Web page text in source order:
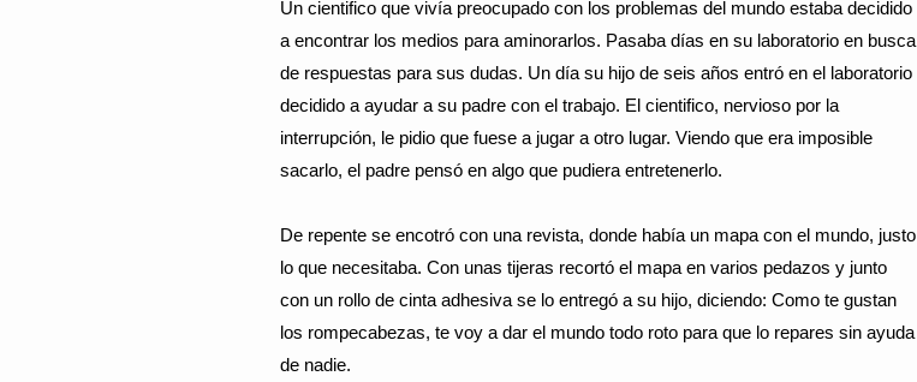
Un cientifico que vivía preocupado con los problemas del mundo estaba decidido
a encontrar los medios para aminorarlos. Pasaba días en su laboratorio en busca
de respuestas para sus dudas. Un día su hijo de seis años entró en el laboratorio
decidido a ayudar a su padre con el trabajo. El cientifico, nervioso por la
interrupción, le pidio que fuese a jugar a otro lugar. Viendo que era imposible
sacarlo, el padre pensó en algo que pudiera entretenerlo.
De repente se encotró con una revista, donde había un mapa con el mundo, justo
lo que necesitaba. Con unas tijeras recortó el mapa en varios pedazos y junto
con un rollo de cinta adhesiva se lo entregó a su hijo, diciendo: Como te gustan
los rompecabezas, te voy a dar el mundo todo roto para que lo repares sin ayuda
de nadie.